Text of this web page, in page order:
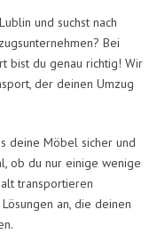
und suchst nach
Bei
bist du genau richtig! Wir
der deinen Umzug
deine Möbel sicher und
ob du nur einige wenige
transportieren
an, die deinen